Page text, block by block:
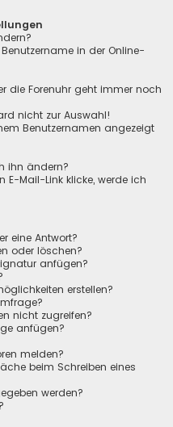
in der Online-
die Forenuhr geht immer noch
nicht zur Auswahl!
Benutzernamen angezeigt
ihn ändern?
E-Mail-Link klicke, werde ich
eine Antwort?
oder löschen?
anfügen?
erstellen?
nicht zugreifen?
anfügen?
melden?
beim Schreiben eines
werden?